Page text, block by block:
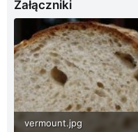
Załączniki
vermount.jpg